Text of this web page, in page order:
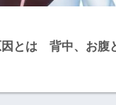
因とは 背中、お腹